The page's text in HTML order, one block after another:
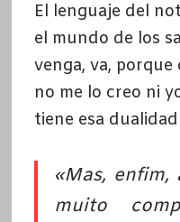
El lenguaje del
el mundo de los
venga, va,
no me lo creo ni
tiene esa
«Mas,
muito